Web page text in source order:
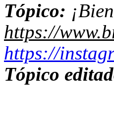
Tópico:
https://
https://
Tópico